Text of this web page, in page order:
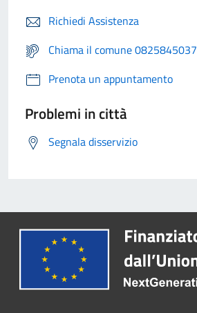
Richiedi Assistenza
Chiama il comune 0825845037
Prenota un appuntamento
Problemi in città
Segnala disservizio